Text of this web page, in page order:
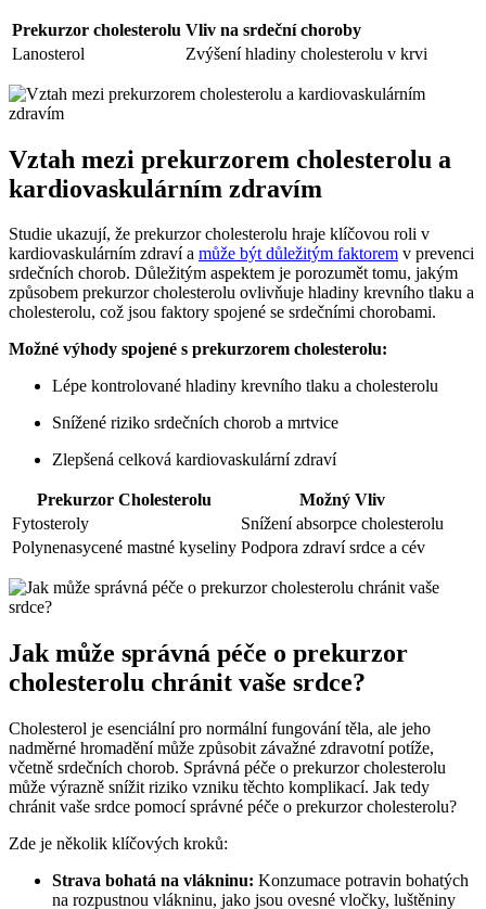
Prekurzor cholesterolu Vliv na srdeční choroby
Lanosterol
Zvýšení hladiny cholesterolu v krvi
Vztah mezi prekurzorem cholesterolu a
kardiovaskulárním zdravím
Studie ukazují, že prekurzor cholesterolu hraje klíčovou roli v
kardiovaskulárním zdraví a může být důležitým faktorem v prevenci
srdečních chorob. Důležitým aspektem je porozumět tomu, jakým
způsobem prekurzor cholesterolu ovlivňuje hladiny krevního tlaku a
cholesterolu, což jsou faktory spojené se srdečními chorobami.
Možné výhody spojené s prekurzorem cholesterolu:
Lépe kontrolované hladiny krevního tlaku a cholesterolu
Snížené riziko srdečních chorob a mrtvice
Zlepšená celková kardiovaskulární zdraví
Prekurzor Cholesterolu
Možný Vliv
Fytosteroly
Snížení absorpce cholesterolu
Polynenasycené mastné kyseliny Podpora zdraví srdce a cév
Jak může správná péče o prekurzor
cholesterolu chránit vaše srdce?
Cholesterol je esenciální pro normální fungování těla, ale jeho
nadměrné hromadění může způsobit závažné zdravotní potíže,
včetně srdečních chorob. Správná péče o prekurzor cholesterolu
může výrazně snížit riziko vzniku těchto komplikací. Jak tedy
chránit vaše srdce pomocí správné péče o prekurzor cholesterolu?
Zde je několik klíčových kroků:
Strava bohatá na vlákninu: Konzumace potravin bohatých
na rozpustnou vlákninu, jako jsou ovesné vločky, luštěniny